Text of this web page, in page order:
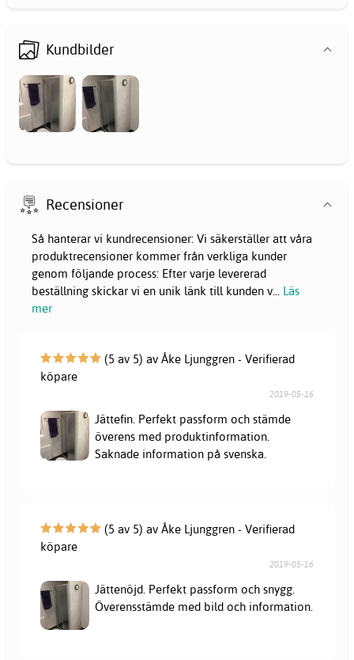
Kundbilder
Recensioner
Så hanterar vi kundrecensioner: Vi säkerställer att våra
produktrecensioner kommer från verkliga kunder
genom följande process: Efter varje levererad
beställning skickar vi en unik länk till kunden v... Läs
mer
(5 av 5) av Åke Ljunggren - Verifierad
köpare
2019-05-16
Jättefin. Perfekt passform och stämde
överens med produktinformation.
Saknade information på svenska.
(5 av 5) av Åke Ljunggren - Verifierad
köpare
2019-05-16
Jättenöjd. Perfekt passform och snygg.
Överensstämde med bild och information.